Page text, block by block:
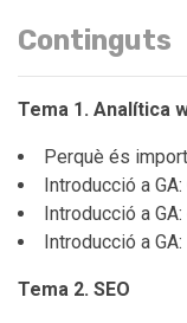
Continguts
Tema 1. Analítica
Perquè és
Introducció a
Introducció a
Introducció a
Tema 2. SEO